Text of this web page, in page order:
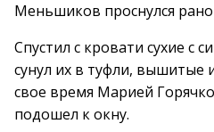
Меньшиков проснулся
Спустил с кровати сухие с
сунул их в туфли, вышитые
свое время Марией
подошел к окну.